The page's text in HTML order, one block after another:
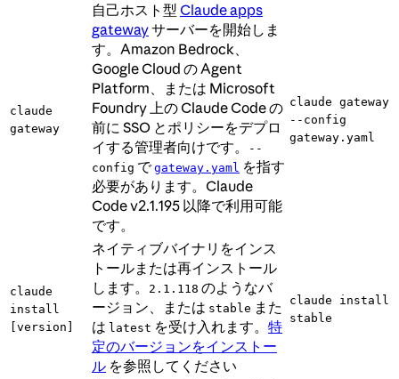
claude
gateway
自己ホスト型 Claude apps
gatewayサーバーを開始しま
す。Amazon Bedrock、
Google Cloud の Agent
Platform、または Microsoft
Foundry 上の Claude Code の
前に SSO とポリシーをデプロ
イする管理者向けです。
--
config でgateway.yaml を指す
必要があります。Claude
Code v2.1.195 以降で利用可能
です。
claude gateway
--config
gateway.yaml
claude
install
[version]
ネイティブバイナリをインス
トールまたは再インストール
します。
2.1.118 のようなバ
ージョン、または stable また
は latest を受け入れます。 特
定のバージョンをインストー
ル を参照してください
claude install
stable